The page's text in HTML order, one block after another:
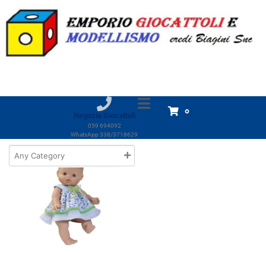
Negozio Giocattoli
059 694092
WhatsApp 338/3718629
0
Home Prodotti Paola Reina
Paola Reina
Out of Stock